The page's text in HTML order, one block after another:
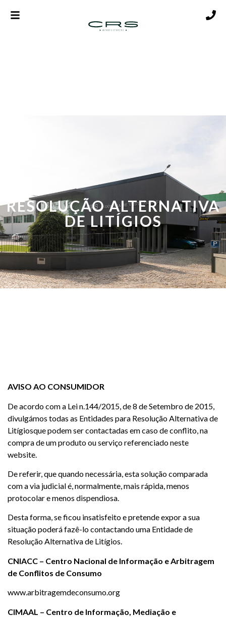
RESOLUÇÃO ALTERNATIVA
DE LITÍGIOS
AVISO AO CONSUMIDOR
De acordo com a Lei n.144/2015, de 8 de Setembro de 2015,
divulgámos todas as Entidades para Resolução Alternativa de
Litígiosque podem ser contactadas em caso de conflito, na
compra de um produto ou serviço referenciado neste
website.
De referir, que quando necessária, esta solução comparada
com a via judicial é, normalmente, mais rápida, menos
protocolar e menos dispendiosa.
Desta forma, se ficou insatisfeito e pretende expor a sua
situação poderá fazê-lo contactando uma Entidade de
Resolução Alternativa de Litígios.
CNIACC – Centro Nacional de Informação e Arbitragem
de Conflitos de Consumo
www.arbitragemdeconsumo.org
CIMAAL – Centro de Informação, Mediação e